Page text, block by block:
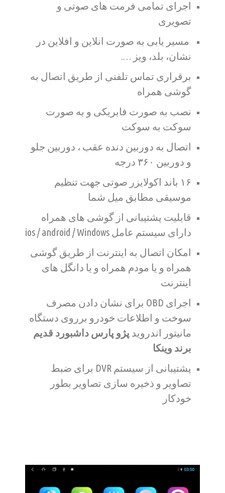
اجرای تمامی فرمت های صوتی و
تصویری
مسیر یابی به صورت انلاین و افلاین در
نشان، بلد، ویز ….
برقراری تماس تلفنی از طریق اتصال به
گوشی همراه
نصب به صورت فابریکی و به صورت
سوکت به سوکت
اتصال به دوربین دنده عقب ، دوربین جلو
و دوربین ۳۶۰ درجه
۱۶ باند اکولایزر صوتی جهت تنظیم
موسیقی مطابق میل شما
قابلیت پشتیبانی از گوشی های همراه
دارای سیستم عامل ios / android / Windows
امکان اتصال به اینترنت از طریق گوشی
همراه و یا مودم همراه و یا دانگل های
اینترنت
اجرای OBD برای نشان دادن مصرف
سوخت و اطلاعات خودرو برروی دستگاه
مانیتور اندروید پژو پارس داشبورد قدیم
برند وینکا
پشتیبانی از سیستم DVR برای ضبط
تصاویر و ذخیره سازی تصاویر بطور
خودکار